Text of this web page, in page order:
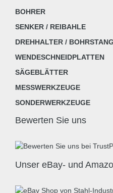
BOHRER
SENKER / REIBAHLE
DREHHALTER /
WENDESCHNEIDPLATTEN
SÄGEBLÄTTER
MESSWERKZEUGE
SONDERWERKZEUGE
Bewerten Sie uns
Unser eBay- und